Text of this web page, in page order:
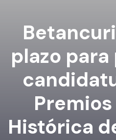
plazo
Histórica